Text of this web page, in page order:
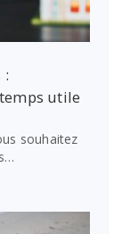
:
utile
souhaitez